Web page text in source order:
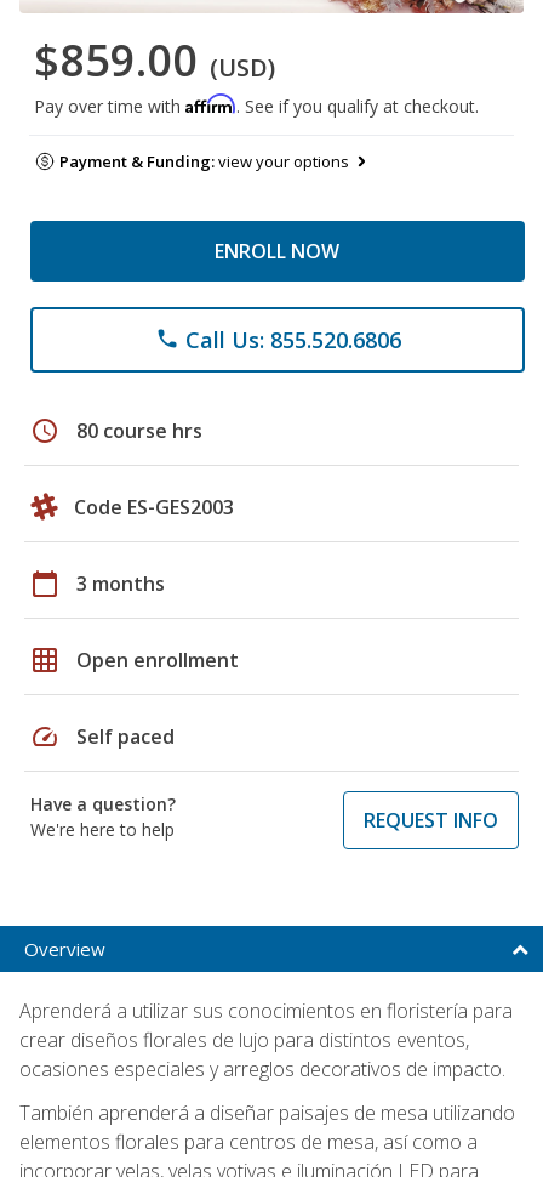
$859.00 (USD)
Pay over time with Affirm. See if you qualify at checkout.
Payment & Funding:view your options
ENROLL NOW
phone Call Us: 855.520.6806
schedule 80 course hrs
Code ES-GES2003
calendar_today 3 months
grid_on Open enrollment
speed Self paced
Have a question?
We're here to help
REQUEST INFO
Overview
Aprenderá a utilizar sus conocimientos en floristería para
crear diseños florales de lujo para distintos eventos,
ocasiones especiales y arreglos decorativos de impacto.
También aprenderá a diseñar paisajes de mesa utilizando
elementos florales para centros de mesa, así como a
incorporar velas, velas votivas e iluminación LED para